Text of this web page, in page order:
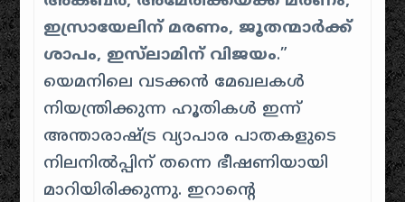
ഇസ്രായേലിന് മരണം, ജൂതന്മാർക്ക്
ശാപം, ഇസ്‌ലാമിന് വിജയം.”
യെമനിലെ വടക്കൻ മേഖലകൾ
നിയന്ത്രിക്കുന്ന ഹൂതികൾ ഇന്ന്
അന്താരാഷ്ട്ര വ്യാപാര പാതകളുടെ
നിലനിൽപ്പിന് തന്നെ ഭീഷണിയായി
മാറിയിരിക്കുന്നു. ​ഇറാന്റെ